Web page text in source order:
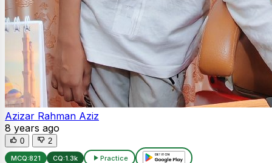
Azizar Rahman Aziz
8 years ago
0 2
MCQ:821 CQ:1.3k Practice